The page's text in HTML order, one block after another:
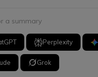
a summary
Perplexity
Grok